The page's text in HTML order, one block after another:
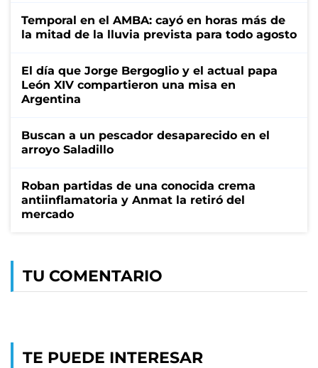
Temporal en el AMBA: cayó en horas más de
la mitad de la lluvia prevista para todo agosto
El día que Jorge Bergoglio y el actual papa
León XIV compartieron una misa en
Argentina
Buscan a un pescador desaparecido en el
arroyo Saladillo
Roban partidas de una conocida crema
antiinflamatoria y Anmat la retiró del
mercado
TU COMENTARIO
TE PUEDE INTERESAR